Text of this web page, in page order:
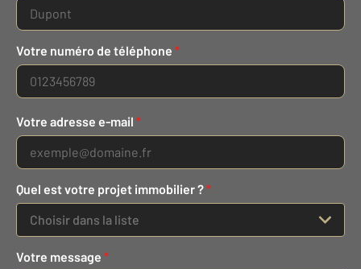
Votre numéro de téléphone *
Votre adresse e-mail *
Quel est votre projet immobilier ?*
Choisir dans la liste
Votre message *